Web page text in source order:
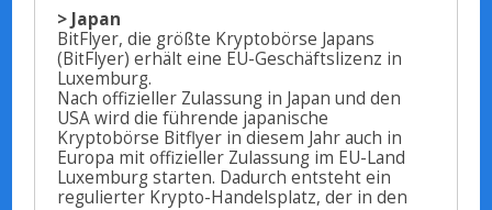
> Japan
BitFlyer, die größte Kryptobörse Japans
(BitFlyer) erhält eine EU-Geschäftslizenz in
Luxemburg.
Nach offizieller Zulassung in Japan und den
USA wird die führende japanische
Kryptobörse Bitflyer in diesem Jahr auch in
Europa mit offizieller Zulassung im EU-Land
Luxemburg starten. Dadurch entsteht ein
regulierter Krypto-Handelsplatz, der in den